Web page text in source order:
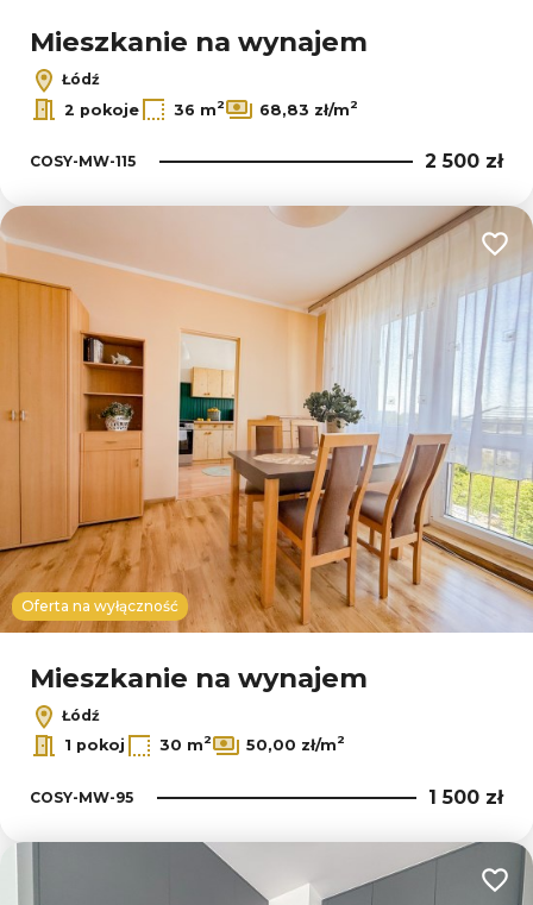
Mieszkanie na wynajem
Łódź
2 pokoje
36 m2 68,83 zł/m2
COSY-MW-115 2 500 zł
Oferta na wyłączność
Mieszkanie na wynajem
Łódź
1 pokoj
30 m2 50,00 zł/m2
COSY-MW-95 1 500 zł